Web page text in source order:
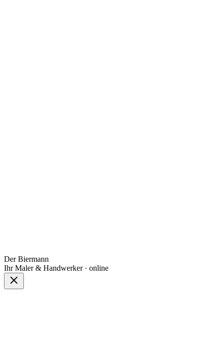
Der Biermann
Ihr Maler & Handwerker · online